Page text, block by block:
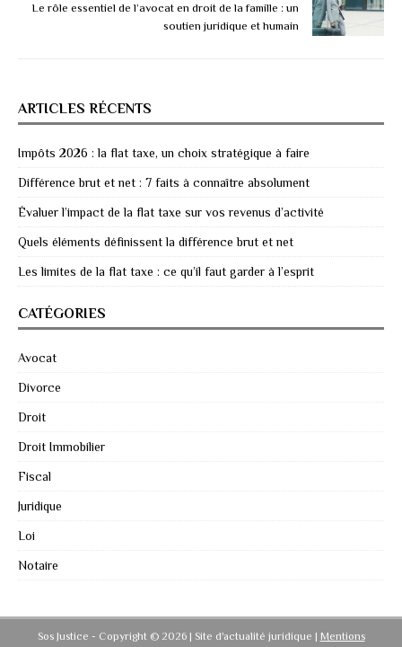
Le rôle essentiel de l’avocat en droit de la famille : un
soutien juridique et humain
ARTICLES RÉCENTS
Impôts 2026 : la flat taxe, un choix stratégique à faire
Différence brut et net : 7 faits à connaître absolument
Évaluer l’impact de la flat taxe sur vos revenus d’activité
Quels éléments définissent la différence brut et net
Les limites de la flat taxe : ce qu’il faut garder à l’esprit
CATÉGORIES
Avocat
Divorce
Droit
Droit Immobilier
Fiscal
Juridique
Loi
Notaire
Sos Justice - Copyright © 2026 | Site d'actualité juridique | Mentions